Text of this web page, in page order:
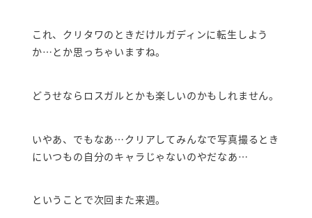
これ、クリタワのときだけルガディンに転生しよう
か…とか思っちゃいますね。
どうせならロスガルとかも楽しいのかもしれません。
いやあ、でもなあ…クリアしてみんなで写真撮るとき
にいつもの自分のキャラじゃないのやだなあ…
ということで次回また来週。